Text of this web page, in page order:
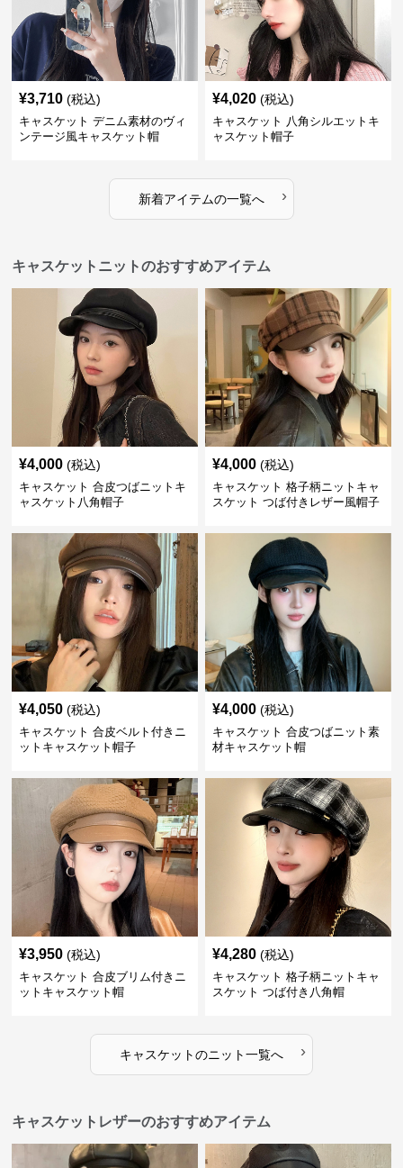
¥3,710 (税込)
キャスケット デニム素材のヴィ
ンテージ風キャスケット帽
¥4,020 (税込)
キャスケット 八角シルエットキ
ャスケット帽子
新着アイテムの一覧へ ›
キャスケットニットのおすすめアイテム
¥4,000 (税込)
キャスケット 合皮つばニットキ
ャスケット八角帽子
¥4,000 (税込)
キャスケット 格子柄ニットキャ
スケット つば付きレザー風帽子
¥4,050 (税込)
キャスケット 合皮ベルト付きニ
ットキャスケット帽子
¥4,000 (税込)
キャスケット 合皮つばニット素
材キャスケット帽
¥3,950 (税込)
キャスケット 合皮ブリム付きニ
ットキャスケット帽
¥4,280 (税込)
キャスケット 格子柄ニットキャ
スケット つば付き八角帽
キャスケットのニット一覧へ ›
キャスケットレザーのおすすめアイテム